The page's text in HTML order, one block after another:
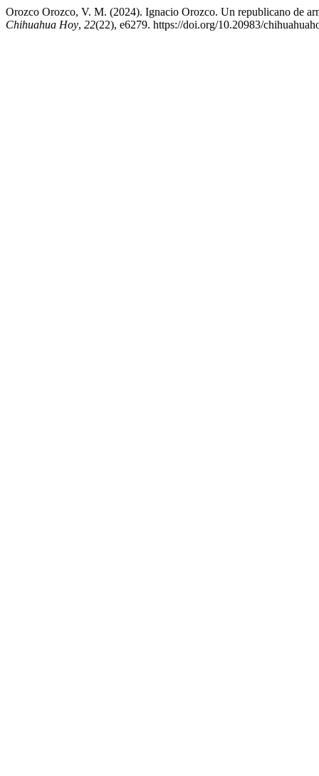
Orozco Orozco, V. M. (2024). Ignacio Orozco. Un republicano de
Chihuahua Hoy, 22(22), e6279. https://doi.org/10.20983/